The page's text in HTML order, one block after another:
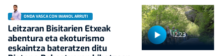
12:23
ONDA VASCA CON IMANOL ARRUTI
Leitzaran Bisitarien Etxeak
abentura eta ekoturismo
eskaintza bateratzen ditu